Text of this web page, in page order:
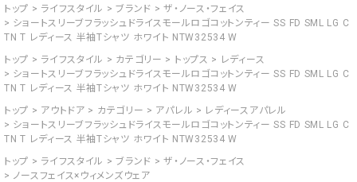
トップ ライフスタイル ブランド
ザ・ノース・フェイス
ショートスリーブフラッシュドライスモールロゴコットンティー SS FD SML LG C
TN T レディース 半袖Tシャツ ホワイト NTW32534 W
トップ
ライフスタイル カテゴリー トップス
レディース
ショートスリーブフラッシュドライスモールロゴコットンティー SS FD SML LG C
TN T レディース 半袖Tシャツ ホワイト NTW32534 W
トップ
アウトドア カテゴリー アパレル
レディースアパレル
ショートスリーブフラッシュドライスモールロゴコットンティー SS FD SML LG C
TN T レディース 半袖Tシャツ ホワイト NTW32534 W
トップ
ライフスタイル ブランド
ザ・ノース・フェイス
ノースフェイス×ウィメンズウェア